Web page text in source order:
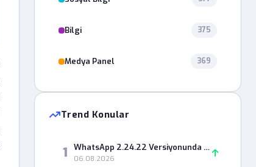
Bilgi 375
Medya Panel 369
Trend Konular
1 WhatsApp 2.24.22 Versiyonunda Durum Paylaşımı Neden Hata Veriyor?
06.08.2026